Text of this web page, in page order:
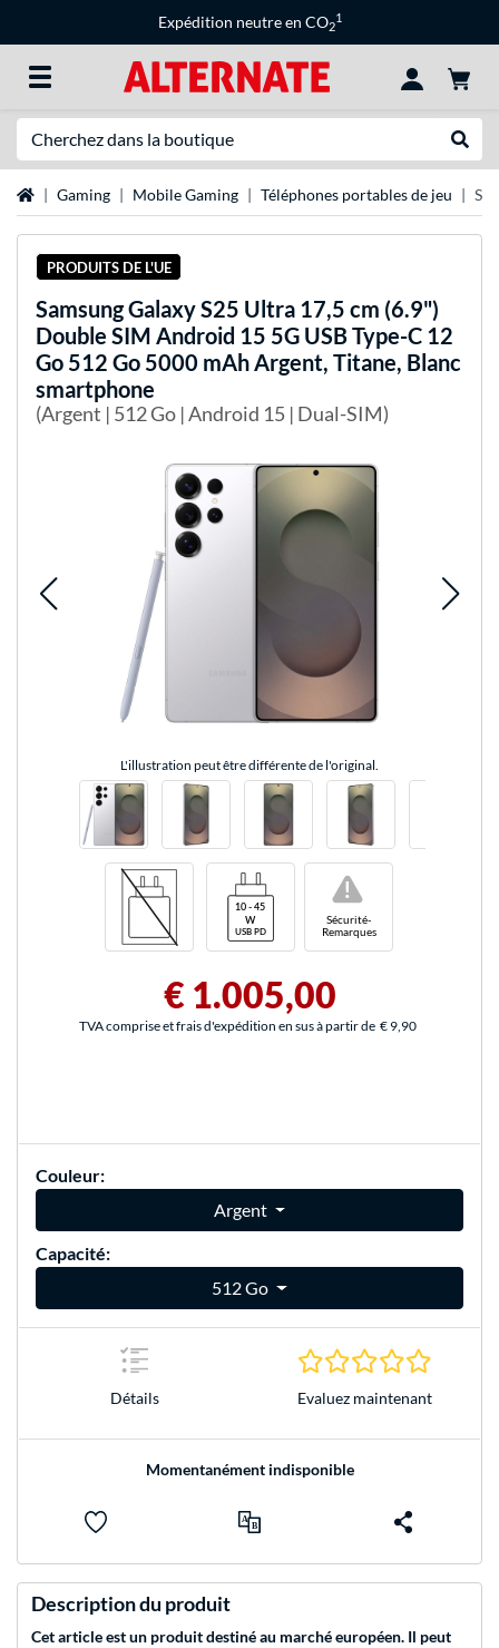
Expédition neutre en CO2
1
Page d'accueil
Gaming Mobile Gaming Téléphones portables de jeu
PRODUITS DE L'UE
SamsungGalaxy S25 Ultra 17,5 cm (6.9")
Double SIM Android 15 5G USB Type-C 12
Go 512 Go 5000 mAh Argent, Titane, Blanc
smartphone
(Argent | 512 Go | Android 15 | Dual-SIM)
L'illustration peut être différente de l'original.
Sécurité-
Remarques
!
€ 1.005,00
TVA comprise et frais d'expédition en sus à partir de € 9,90
Couleur:
Argent
Capacité:
512 Go
Détails Evaluez maintenant
Momentanément indisponible
Description du produit
Cet article est un produit destiné au marché européen. Il peut